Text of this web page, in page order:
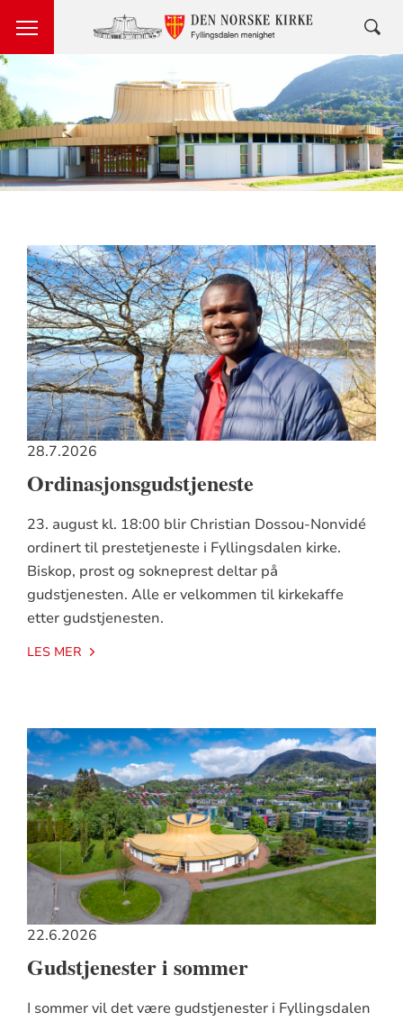
28.7.2026
Ordinasjonsgudstjeneste
23. august kl. 18:00 blir Christian Dossou-Nonvidé
ordinert til prestetjeneste i Fyllingsdalen kirke.
Biskop, prost og sokneprest deltar på
gudstjenesten. Alle er velkommen til kirkekaffe
etter gudstjenesten.
LES MER
22.6.2026
Gudstjenester i sommer
I sommer vil det være gudstjenester i Fyllingsdalen